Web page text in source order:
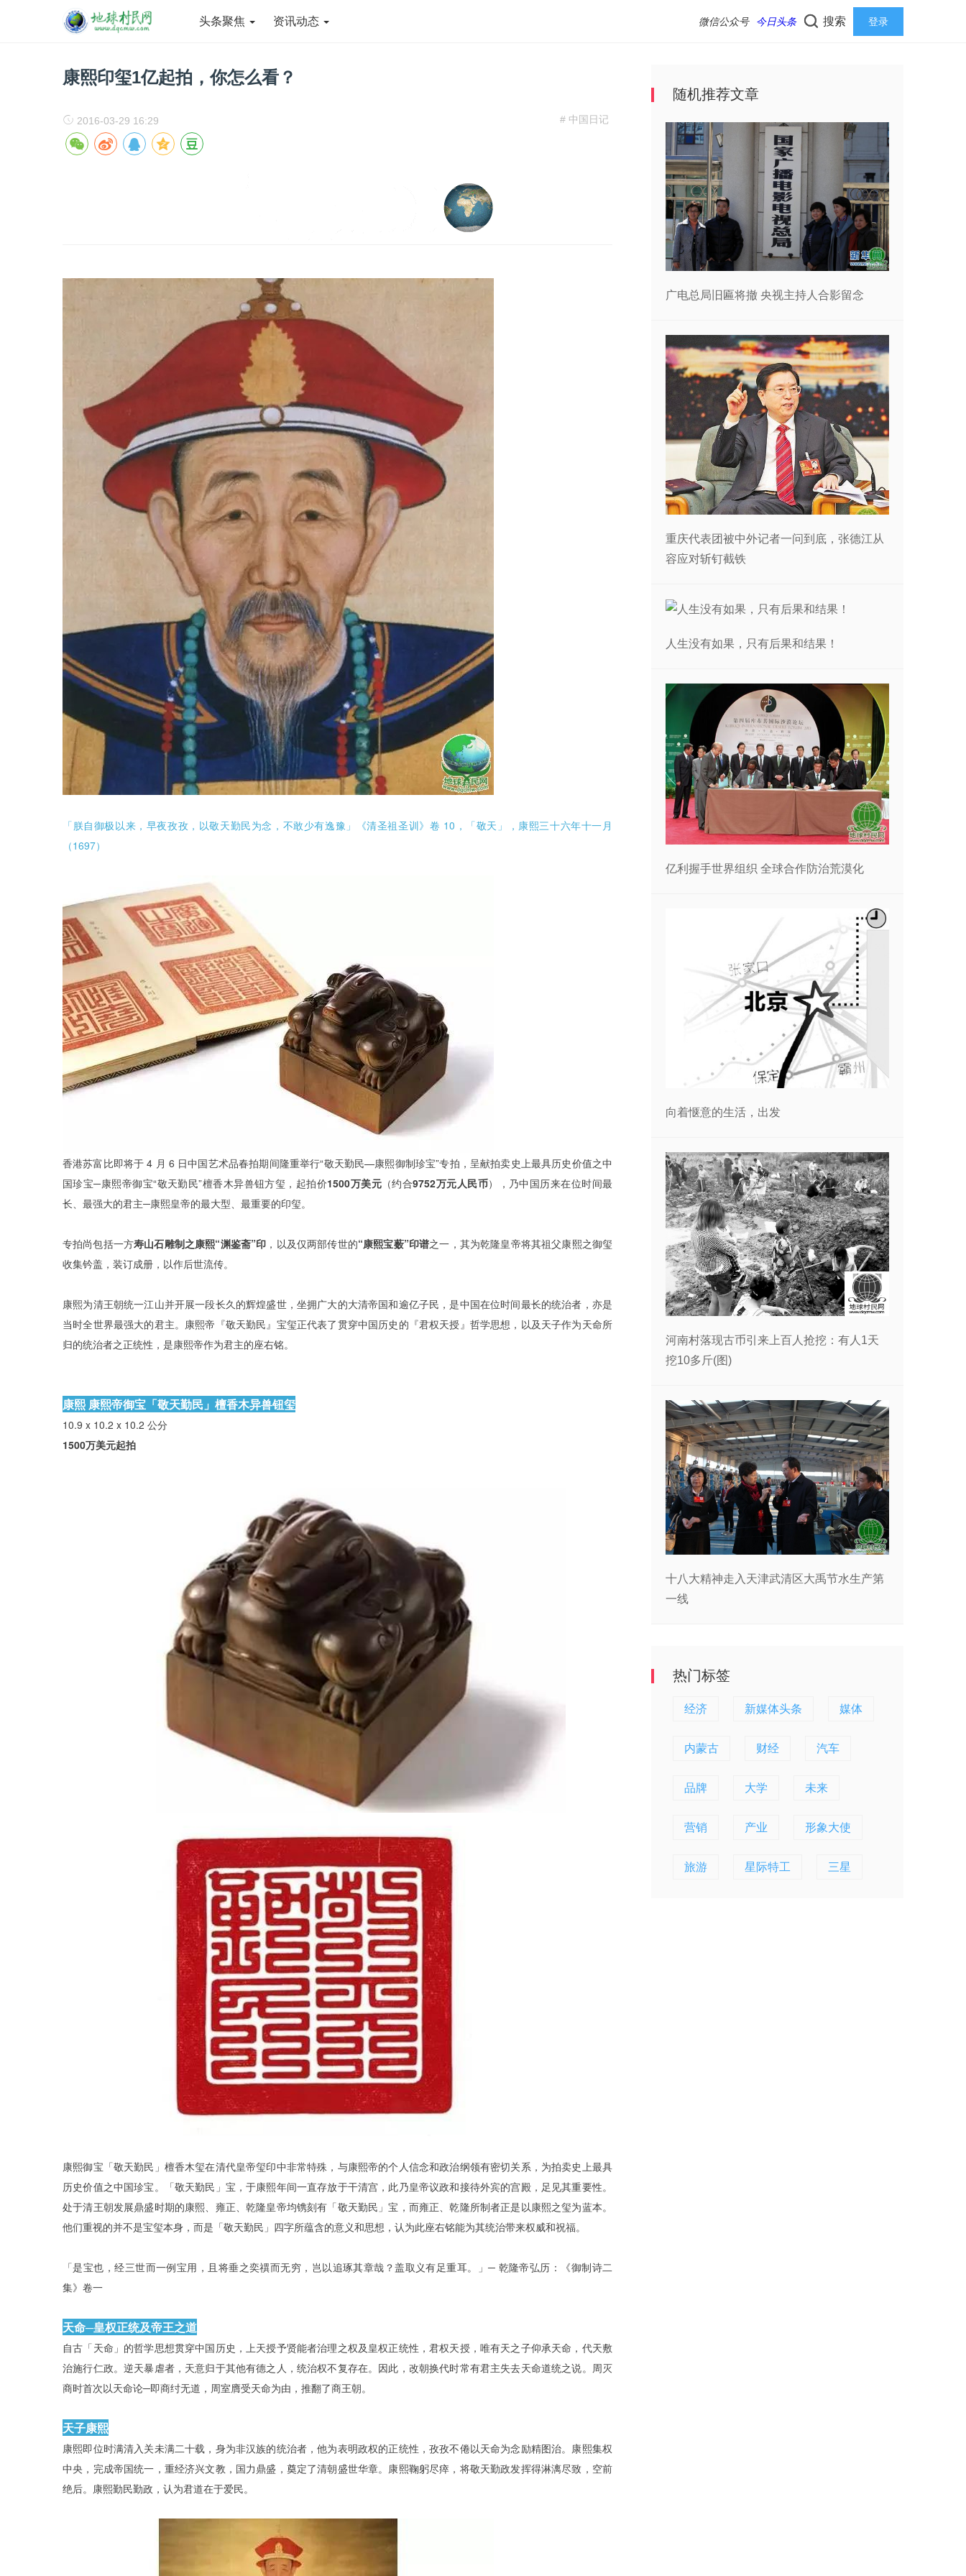
头条聚焦 资讯动态 微信公众号 今日头条 搜索 登录
康熙印玺1亿起拍，你怎么看？
# 中国日记
2016-03-29 16:29
「朕自御极以来，早夜孜孜，以敬天勤民为念，不敢少有逸豫」《清圣祖圣训》卷 10，「敬天」，康熙三十六年十一月
（1697）
香港苏富比即将于 4 月 6 日中国艺术品春拍期间隆重举行“敬天勤民—康熙御制珍宝”专拍，呈献拍卖史上最具历史价值之中
国珍宝─康熙帝御宝“敬天勤民”檀香木异兽钮方玺，起拍价1500万美元 （约合9752万元人民币），乃中国历来在位时间最
长、最强大的君主─康熙皇帝的最大型、最重要的印玺。
专拍尚包括一方寿山石雕制之康熙“渊鉴斋”印 ，以及仅两部传世的“康熙宝薮”印谱之一，其为乾隆皇帝将其祖父康熙之御玺
收集钤盖，装订成册，以作后世流传。
康熙为清王朝统一江山并开展一段长久的辉煌盛世，坐拥广大的大清帝国和逾亿子民，是中国在位时间最长的统治者，亦是
当时全世界最强大的君主。康熙帝『敬天勤民』宝玺正代表了贯穿中国历史的『君权天授』哲学思想，以及天子作为天命所
归的统治者之正统性，是康熙帝作为君主的座右铭。
康熙 康熙帝御宝「敬天勤民」檀香木异兽钮玺
10.9 x 10.2 x 10.2 公分
1500万美元起拍
康熙御宝「敬天勤民」檀香木玺在清代皇帝玺印中非常特殊，与康熙帝的个人信念和政治纲领有密切关系，为拍卖史上最具
历史价值之中国珍宝。「敬天勤民」宝，于康熙年间一直存放于干清宫，此乃皇帝议政和接待外宾的宫殿，足见其重要性。
处于清王朝发展鼎盛时期的康熙、雍正、乾隆皇帝均镌刻有「敬天勤民」宝，而雍正、乾隆所制者正是以康熙之玺为蓝本。
他们重视的并不是宝玺本身，而是「敬天勤民」四字所蕴含的意义和思想，认为此座右铭能为其统治带来权威和祝福。
「是宝也，经三世而一例宝用，且将垂之奕禩而无穷，岂以追琢其章哉？盖取义有足重耳。」─ 乾隆帝弘历：《御制诗二
集》卷一
天命─皇权正统及帝王之道
自古「天命」的哲学思想贯穿中国历史，上天授予贤能者治理之权及皇权正统性，君权天授，唯有天之子仰承天命，代天敷
治施行仁政。逆天暴虐者，天意归于其他有德之人，统治权不复存在。因此，改朝换代时常有君主失去天命道统之说。周灭
商时首次以天命论─即商纣无道，周室膺受天命为由，推翻了商王朝。
天子康熙
康熙即位时满清入关未满二十载，身为非汉族的统治者，他为表明政权的正统性，孜孜不倦以天命为念励精图治。康熙集权
中央，完成帝国统一，重经济兴文教，国力鼎盛，奠定了清朝盛世华章。康熙鞠躬尽瘁，将敬天勤政发挥得淋漓尽致，空前
绝后。康熙勤民勤政，认为君道在于爱民。
随机推荐文章
广电总局旧匾将撤 央视主持人合影留念
重庆代表团被中外记者一问到底，张德江从
容应对斩钉截铁
人生没有如果，只有后果和结果！
亿利握手世界组织 全球合作防治荒漠化
向着惬意的生活，出发
河南村落现古币引来上百人抢挖：有人1天
挖10多斤(图)
十八大精神走入天津武清区大禹节水生产第
一线
热门标签
经济 新媒体头条 媒体
内蒙古 财经 汽车
品牌 大学 未来
营销 产业 形象大使
旅游 星际特工 三星